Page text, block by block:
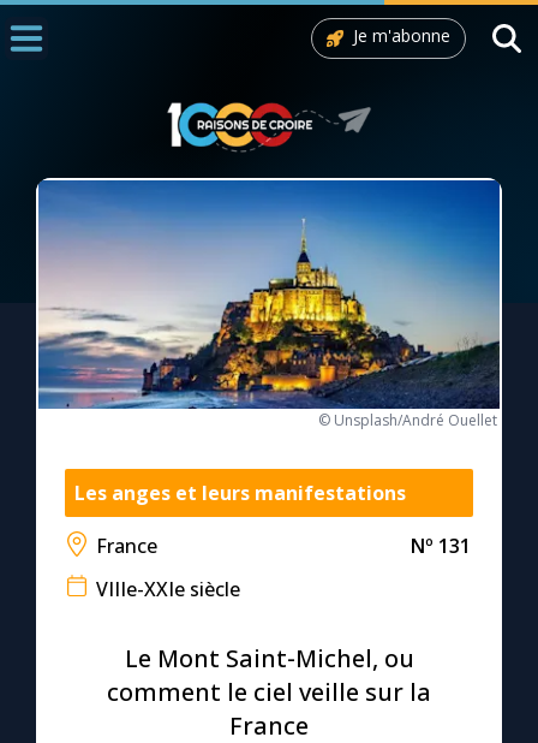
L'actualité de la semaine
La chaîne Youtube
La vidéo de la semaine
Le compte Tiktok
Le magazine
Je m'abonne
© Unsplash/André Ouellet
Les anges et leurs manifestations
France
Nº 131
VIIIe-XXIe siècle
Le Mont Saint-Michel, ou
comment le ciel veille sur la
France